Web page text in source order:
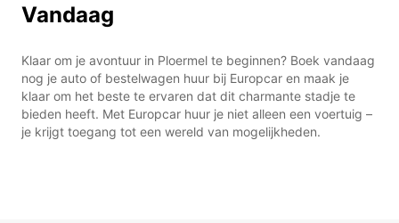
Vandaag
Klaar om je avontuur in Ploermel te beginnen? Boek vandaag
nog je auto of bestelwagen huur bij Europcar en maak je
klaar om het beste te ervaren dat dit charmante stadje te
bieden heeft. Met Europcar huur je niet alleen een voertuig –
je krijgt toegang tot een wereld van mogelijkheden.